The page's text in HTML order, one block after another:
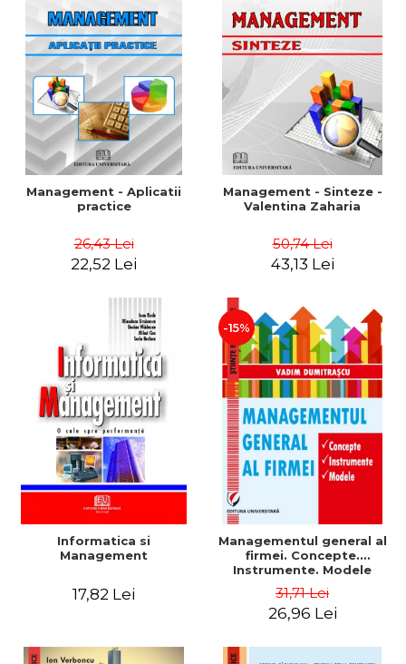
Management - Aplicatii
practice
26,43 Lei
22,52 Lei
Management - Sinteze -
Valentina Zaharia
50,74 Lei
43,13 Lei
Informatica si
Management
17,82 Lei
-15%
Managementul general al
firmei. Concepte.
Instrumente. Modele
31,71 Lei
26,96 Lei